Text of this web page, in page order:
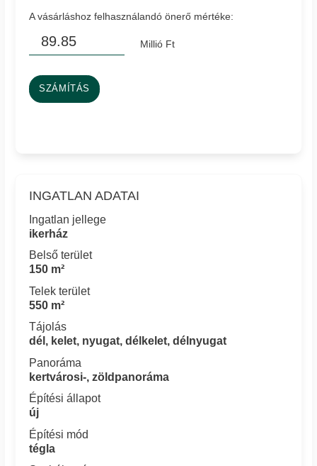
A vásárláshoz felhasználandó önerő mértéke:
Millió Ft
SZÁMÍTÁS
INGATLAN ADATAI
Ingatlan jellege
ikerház
Belső terület
150 m²
Telek terület
550 m²
Tájolás
dél, kelet, nyugat, délkelet, délnyugat
Panoráma
kertvárosi-, zöldpanoráma
Építési állapot
új
Építési mód
tégla